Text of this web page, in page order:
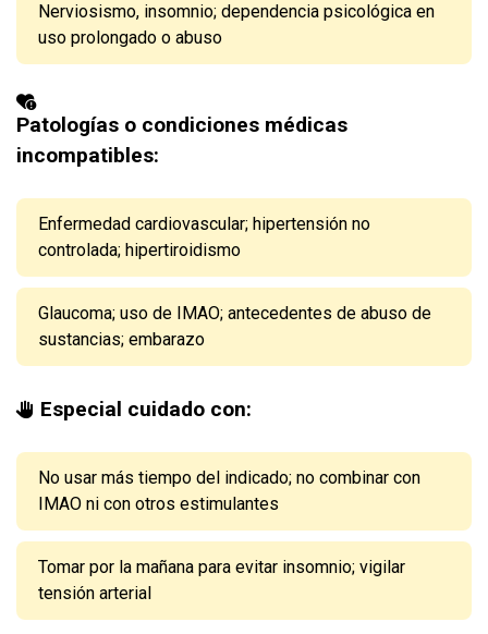
Nerviosismo, insomnio; dependencia psicológica en
uso prolongado o abuso
Patologías o condiciones médicas
incompatibles:
Enfermedad cardiovascular; hipertensión no
controlada; hipertiroidismo
Glaucoma; uso de IMAO; antecedentes de abuso de
sustancias; embarazo
Especial cuidado con:
No usar más tiempo del indicado; no combinar con
IMAO ni con otros estimulantes
Tomar por la mañana para evitar insomnio; vigilar
tensión arterial